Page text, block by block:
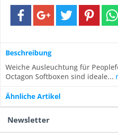
Beschreibung
Weiche Ausleuchtung für
Octagon Softboxen sind ideale...
Ähnliche Artikel
Newsletter